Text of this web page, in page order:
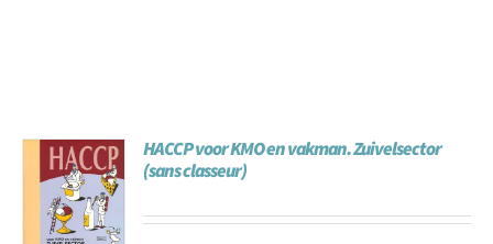
HACCP voor KMO en vakman. Zuivelsector
(sans classeur)